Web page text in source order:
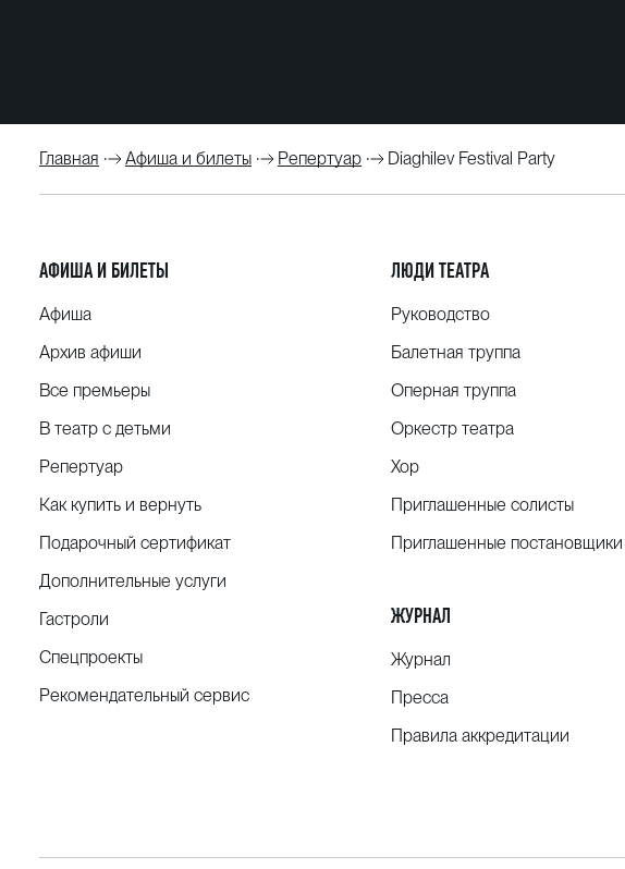
Главная Афиша и билеты Репертуар Diaghilev Festival Party
АФИША И БИЛЕТЫ
Афиша
Архив афиши
Все премьеры
В театр с детьми
Репертуар
Как купить и вернуть
Подарочный сертификат
Дополнительные услуги
Гастроли
Спецпроекты
Рекомендательный сервис
ЛЮДИ ТЕАТРА
Руководство
Балетная труппа
Оперная труппа
Оркестр театра
Хор
Приглашенные солисты
Приглашенные постановщики
ЖУРНАЛ
Журнал
Пресса
Правила аккредитации